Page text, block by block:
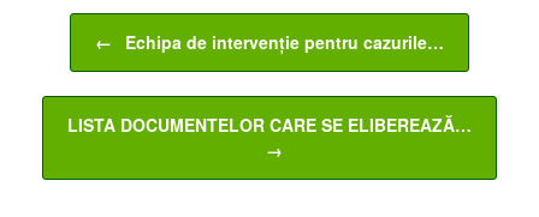
Post navigation
← Echipa de intervenție pentru cazurile…
LISTA DOCUMENTELOR CARE SE ELIBEREAZĂ…
→